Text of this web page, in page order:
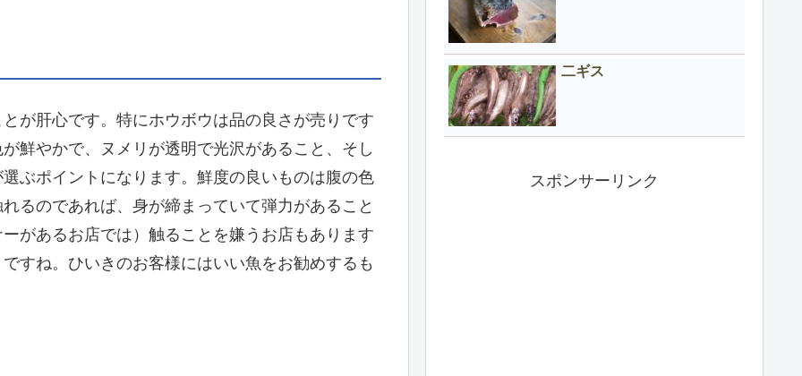
が肝心です。特にホウボウは品の良さが売りです
鮮やかで、ヌメリが透明で光沢があること、そし
ぶポイントになります。鮮度の良いものは腹の色
るのであれば、身が締まっていて弾力があること
があるお店では）触ることを嫌うお店もあります
すね。ひいきのお客様にはいい魚をお勧めするも
二ギス
スポンサーリンク